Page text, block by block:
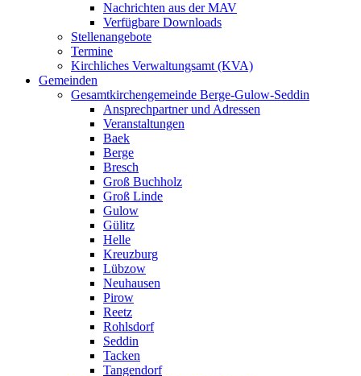
Nachrichten aus der MAV
Verfügbare Downloads
Stellenangebote
Termine
Kirchliches Verwaltungsamt (KVA)
Gemeinden
Gesamtkirchengemeinde Berge-Gulow-Seddin
Ansprechpartner und Adressen
Veranstaltungen
Baek
Berge
Bresch
Groß Buchholz
Groß Linde
Gulow
Gülitz
Helle
Kreuzburg
Lübzow
Neuhausen
Pirow
Reetz
Rohlsdorf
Seddin
Tacken
Tangendorf